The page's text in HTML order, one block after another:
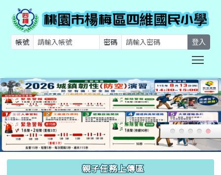
帳號 密碼 登入
親子任務上傳區